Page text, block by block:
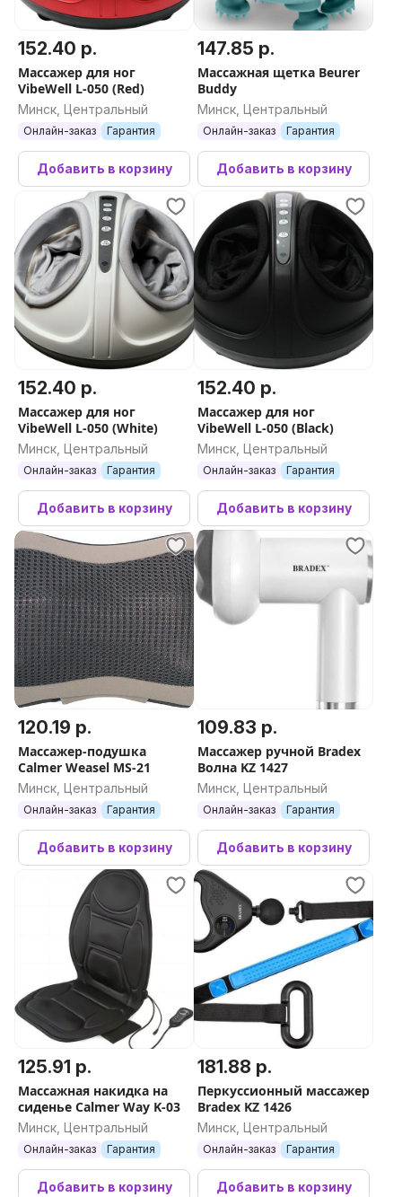
152.40 р.
Массажер для ног
VibeWell L-050 (Red)
Минск, Центральный
Онлайн-заказ Гарантия
Добавить в корзину
147.85 р.
Массажная щетка Beurer
Buddy
Минск, Центральный
Онлайн-заказ Гарантия
Добавить в корзину
152.40 р.
Массажер для ног
VibeWell L-050 (White)
Минск, Центральный
Онлайн-заказ Гарантия
Добавить в корзину
152.40 р.
Массажер для ног
VibeWell L-050 (Black)
Минск, Центральный
Онлайн-заказ Гарантия
Добавить в корзину
120.19 р.
Массажер-подушка
Calmer Weasel MS-21
Минск, Центральный
Онлайн-заказ Гарантия
Добавить в корзину
109.83 р.
Массажер ручной Bradex
Волна KZ 1427
Минск, Центральный
Онлайн-заказ Гарантия
Добавить в корзину
125.91 р.
Массажная накидка на
сиденье Calmer Way K-03
Минск, Центральный
Онлайн-заказ Гарантия
Добавить в корзину
181.88 р.
Перкуссионный массажер
Bradex KZ 1426
Минск, Центральный
Онлайн-заказ Гарантия
Добавить в корзину